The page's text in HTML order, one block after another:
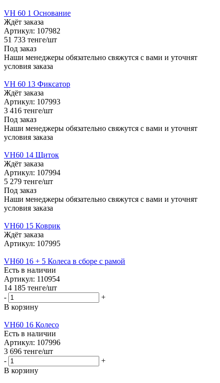
VH 60 1 Основание
Ждёт заказа
Артикул: 107982
51 733 тенге/шт
Под заказ
Наши менеджеры обязательно свяжутся с вами и уточнят
условия заказа
VH 60 13 Фиксатор
Ждёт заказа
Артикул: 107993
3 416 тенге/шт
Под заказ
Наши менеджеры обязательно свяжутся с вами и уточнят
условия заказа
VH60 14 Щиток
Ждёт заказа
Артикул: 107994
5 279 тенге/шт
Под заказ
Наши менеджеры обязательно свяжутся с вами и уточнят
условия заказа
VH60 15 Коврик
Ждёт заказа
Артикул: 107995
VH60 16 + 5 Колеса в сборе с рамой
Есть в наличии
Артикул: 110954
14 185 тенге/шт
-
+
В корзину
VH60 16 Колесо
Есть в наличии
Артикул: 107996
3 696 тенге/шт
-
+
В корзину